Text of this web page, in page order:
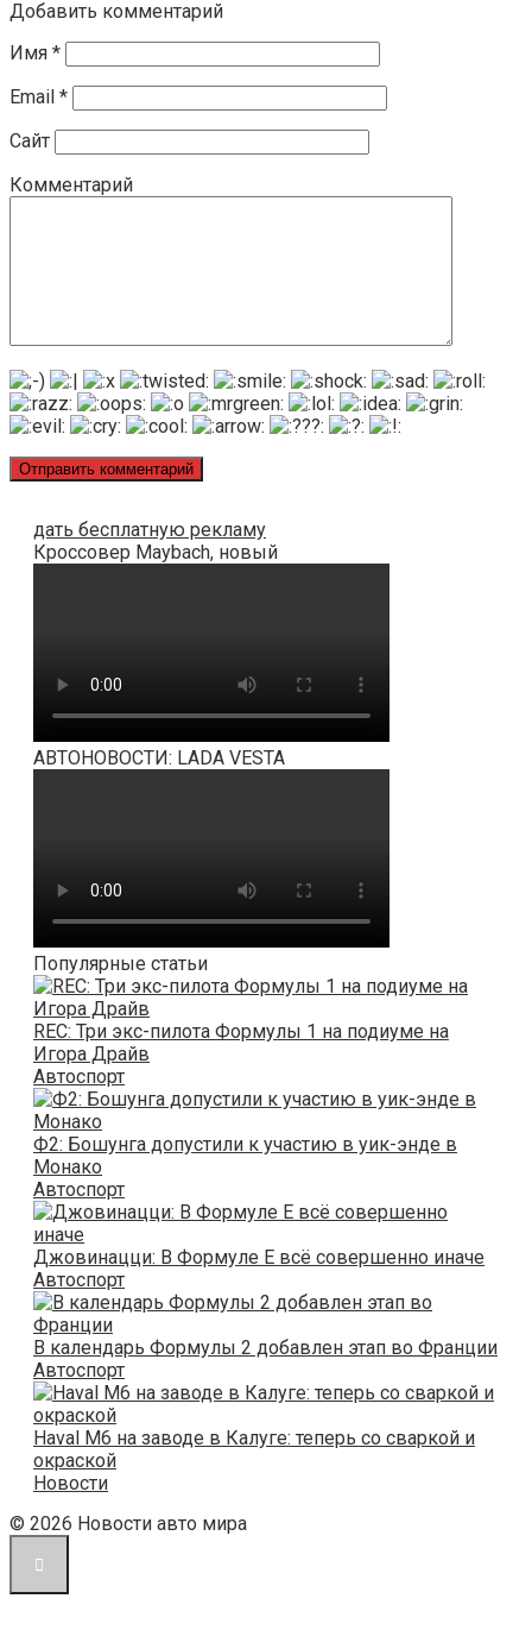
Добавить комментарий
Имя *
Email *
Сайт
Комментарий
дать бесплатную рекламу
Кроссовер Maybach, новый
АВТОНОВОСТИ: LADA VESTA
Популярные статьи
REC: Три экс-пилота Формулы 1 на подиуме на
Игора Драйв
Автоспорт
Ф2: Бошунга допустили к участию в уик-энде в
Монако
Автоспорт
Джовинацци: В Формуле Е всё совершенно иначе
Автоспорт
В календарь Формулы 2 добавлен этап во Франции
Автоспорт
Haval M6 на заводе в Калуге: теперь со сваркой и
окраской
Новости
© 2026 Новости авто мира